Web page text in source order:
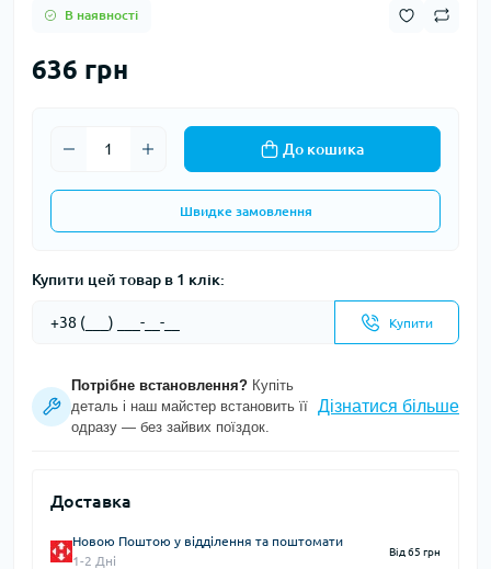
В наявності
636 грн
До кошика
Швидке замовлення
Купити цей товар в 1 клік:
Купити
Потрібне встановлення? Купіть
деталь і наш майстер встановить її
одразу — без зайвих поїздок.
Дізнатися більше
Доставка
Новою Поштою у відділення та поштомати
1-2 Дні
Від 65 грн